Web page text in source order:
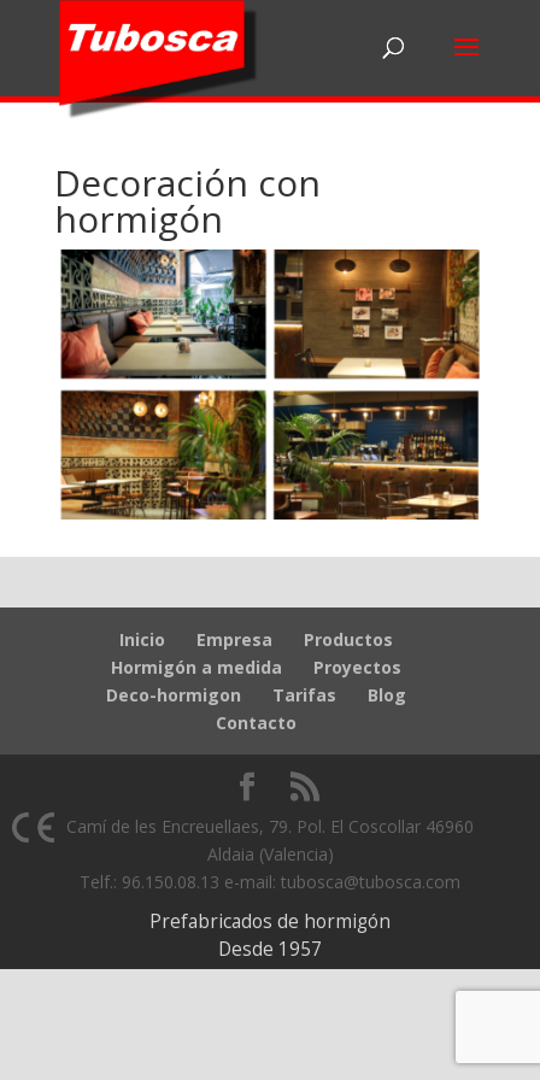
Decoración con
hormigón
Inicio Empresa
Productos
Hormigón a medida
Proyectos
Deco-hormigon
Tarifas
Blog
Contacto
Camí de les Encreuellaes, 79. Pol. El Coscollar 46960
Aldaia (Valencia)
Telf.: 96.150.08.13 e-mail: tubosca@tubosca.com
Prefabricados de hormigón
Desde 1957